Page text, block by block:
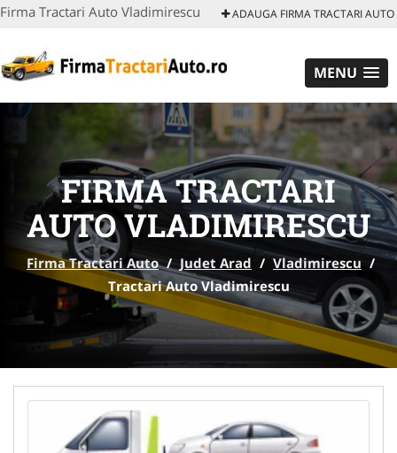
Firma Tractari Auto Vladimirescu ADAUGA FIRMA TRACTARI AUTO
MENU
FIRMA TRACTARI
AUTO VLADIMIRESCU
Firma Tractari Auto / Judet Arad / Vladimirescu /
Tractari Auto Vladimirescu